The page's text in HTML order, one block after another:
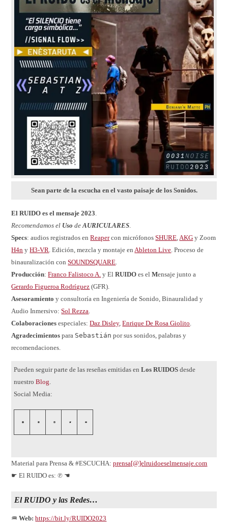
Sean parte de la escucha en el vasto paisaje de los Sonidos.
El RUIDO es el mensaje 2023
Recomendamos el Uso deAURICULARES
Specs: audios registrados enReapercon micrófonosSHURE AKG y Zoom
H4n yH3-VR . Edición, mezcla y montaje en Ableton Live . Proceso de
binauralización conSOUNDSQUARE
Producción:Franco Falistoco A. y ElRUIDO es elMensaje junto a
Gerardo Figueroa Rodríguez (GFR).
Asesoramiento y consultoría en Ingeniería de Sonido, Binauralidad y
Audio Inmersivo:Sol Rezza
Colaboraciones especiales:Daz Disley,Enrique De Rosa Giolito
Agradecimientos para Sebastián por sus sonidos, palabras y
recomendaciones.
Pueden seguir parte de las reseñas emitidas enLos RUIDOS desde
nuestroBlog
Social Media:
Material para Prensa & #ESCUCHA:prensa[@]elruidoeselmensaje.com
☛ El RUIDO es: ℗ ☚
El RUIDO y las Redes…
♒ Web: https://bit.ly/RUIDO2023